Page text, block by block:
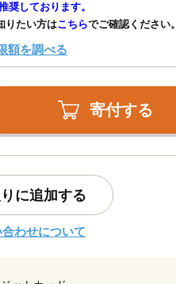
奨しております。
りたい方はこちらでご確認ください。
額を調べる
寄付する
に追加する
わせについて